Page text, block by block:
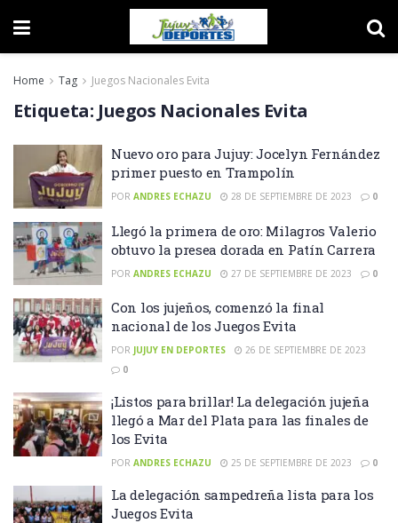
Home Tag Juegos Nacionales Evita
Etiqueta: Juegos Nacionales Evita
Nuevo oro para Jujuy: Jocelyn Fernández
primer puesto en Trampolín
POR ANDRES ECHAZU 28 DE SEPTIEMBRE DE 2023 0
Llegó la primera de oro: Milagros Valerio
obtuvo la presea dorada en Patín Carrera
POR ANDRES ECHAZU 27 DE SEPTIEMBRE DE 2023 0
Con los jujeños, comenzó la final
nacional de los Juegos Evita
POR JUJUY EN DEPORTES
26 DE SEPTIEMBRE DE 2023
0
¡Listos para brillar! La delegación jujeña
llegó a Mar del Plata para las finales de
los Evita
POR ANDRES ECHAZU 25 DE SEPTIEMBRE DE 2023 0
La delegación sampedreña lista para los
Juegos Evita